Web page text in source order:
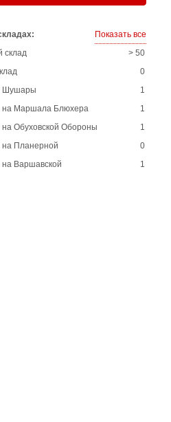
Показать все
склад
> 50
0
Шушары
1
на Маршала Блюхера
1
Обуховской Обороны
1
на Планерной
0
Варшавской
1